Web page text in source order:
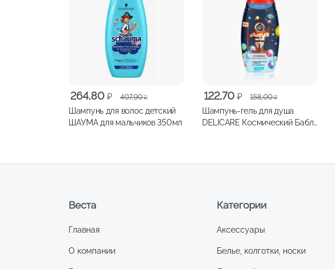
407,90₽
Первоначальная
цена
составляла
264,80 ₽
Текущая
цена:
264,80 ₽.
Шампунь для волос детский
ШАУМА для мальчиков 350мл
158,00₽
Первоначальная
цена
составляла
122,70 ₽
Текущая
цена:
122,70 ₽.
Шампунь-гель для душа
DELICARE Космический Бабл
Категории
Аксессуары
Белье, колготки, носки
Веста
Главная
О компании